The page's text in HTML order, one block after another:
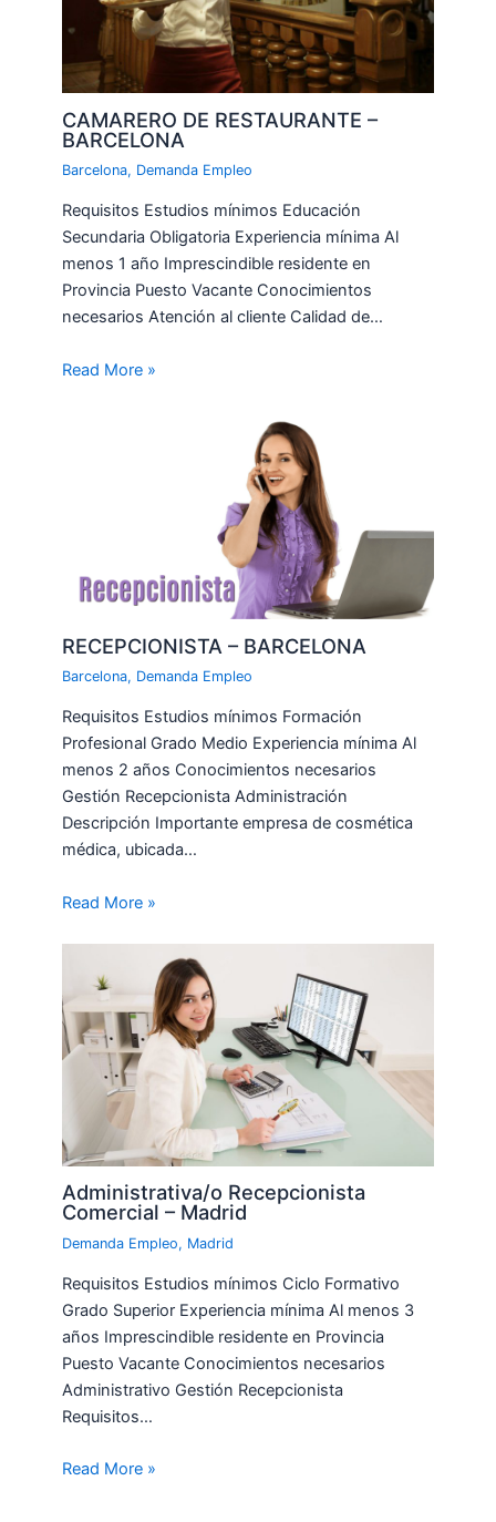
CAMARERO DE RESTAURANTE –
BARCELONA
Barcelona, Demanda Empleo
Requisitos Estudios mínimos Educación
Secundaria Obligatoria Experiencia mínima Al
menos 1 año Imprescindible residente en
Provincia Puesto Vacante Conocimientos
necesarios Atención al cliente Calidad de…
Read More »
RECEPCIONISTA – BARCELONA
Barcelona, Demanda Empleo
Requisitos Estudios mínimos Formación
Profesional Grado Medio Experiencia mínima Al
menos 2 años Conocimientos necesarios
Gestión Recepcionista Administración
Descripción Importante empresa de cosmética
médica, ubicada…
Read More »
Administrativa/o Recepcionista
Comercial – Madrid
Demanda Empleo, Madrid
Requisitos Estudios mínimos Ciclo Formativo
Grado Superior Experiencia mínima Al menos 3
años Imprescindible residente en Provincia
Puesto Vacante Conocimientos necesarios
Administrativo Gestión Recepcionista
Requisitos…
Read More »